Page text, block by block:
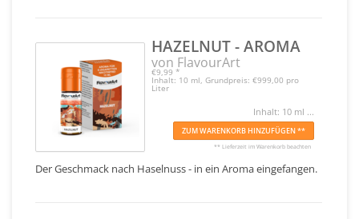
HAZELNUT - AROMA
von FlavourArt
€9,99 *
Inhalt: 10 ml, Grundpreis: €999,00 pro
Liter
Inhalt: 10 ml ...
ZUM WARENKORB HINZUFÜGEN **
** Lieferzeit im Warenkorb beachten
Der Geschmack nach Haselnuss - in ein Aroma eingefangen.